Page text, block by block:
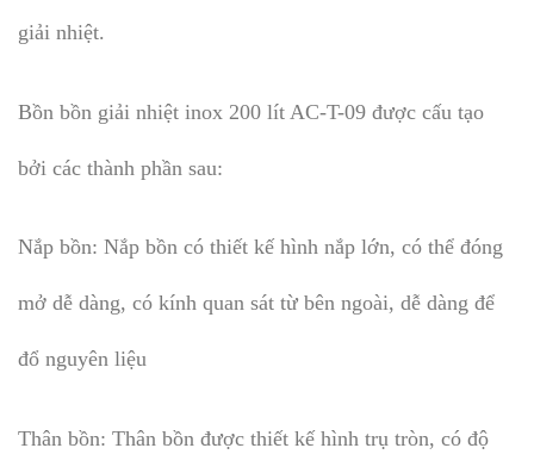
giải nhiệt.
Bồn bồn giải nhiệt inox 200 lít AC-T-09​ được cấu tạo
bởi các thành phần sau:
Nắp bồn: Nắp bồn có thiết kế hình nắp lớn, có thể đóng
mở dễ dàng, có kính quan sát từ bên ngoài, dễ dàng để
đổ nguyên liệu
Thân bồn: Thân bồn được thiết kế hình trụ tròn, có độ